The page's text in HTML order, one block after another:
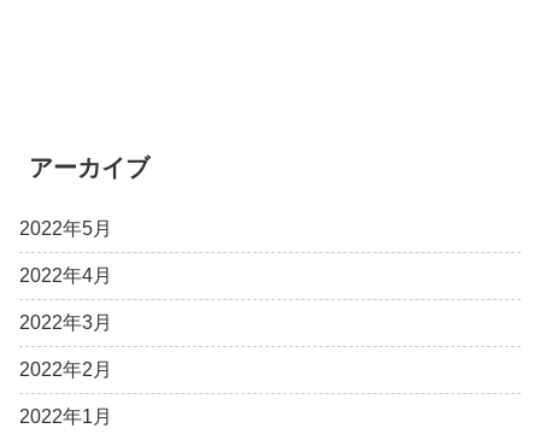
アーカイブ
2022年5月
2022年4月
2022年3月
2022年2月
2022年1月